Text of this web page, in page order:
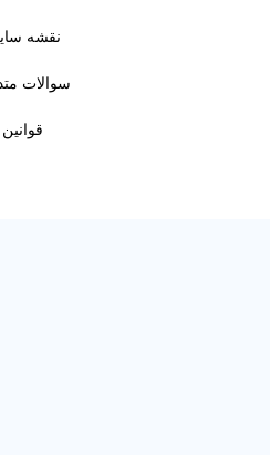
نقشه
سوالات
قوانین